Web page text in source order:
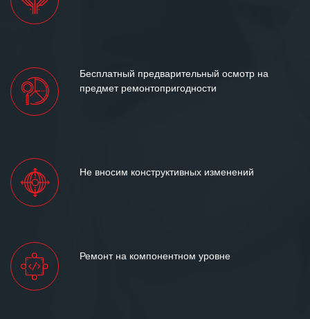
Бесплатный предварительный осмотр на
предмет ремонтопригодности
Не вносим конструктивных изменений
Ремонт на компонентном уровне